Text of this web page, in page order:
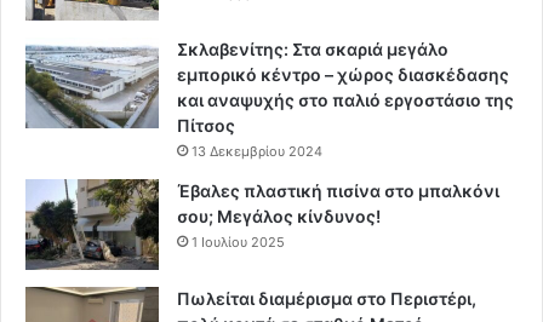
Σκλαβενίτης: Στα σκαριά μεγάλο
εμπορικό κέντρο – χώρος διασκέδασης
και αναψυχής στο παλιό εργοστάσιο της
Πίτσος
13 Δεκεμβρίου 2024
Έβαλες πλαστική πισίνα στο μπαλκόνι
σου; Μεγάλος κίνδυνος!
1 Ιουλίου 2025
Πωλείται διαμέρισμα στο Περιστέρι,